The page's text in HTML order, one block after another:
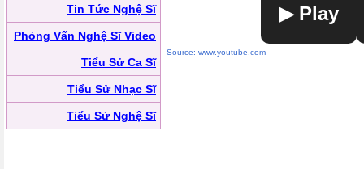
Tin Tức Nghệ Sĩ
Phỏng Vấn Nghệ Sĩ Video
Tiểu Sử Ca Sĩ
Tiểu Sử Nhạc Sĩ
Tiểu Sử Nghệ Sĩ
▶ Play
Source: www.youtube.com